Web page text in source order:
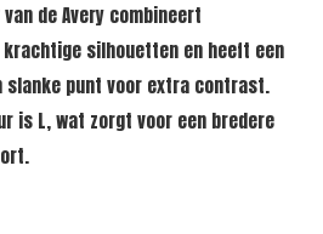
de Avery combineert
silhouetten en heeft een
slanke punt voor extra contrast.
is L, wat zorgt voor een bredere